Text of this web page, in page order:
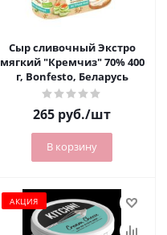
Сыр сливочный Экстро
мягкий "Кремчиз" 70% 400
г, Bonfesto, Беларусь
265 руб./шт
В корзину
АКЦИЯ